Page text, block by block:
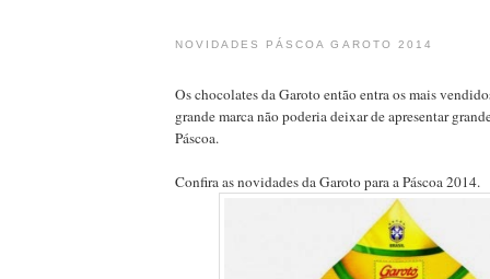
NOVIDADES PÁSCOA GAROTO 2014
Os chocolates da Garoto então entra os mais
grande marca não poderia deixar de apresentar
Páscoa.
Confira as novidades da Garoto para a Páscoa 2014.